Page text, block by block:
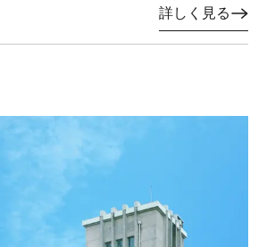
詳しく見る